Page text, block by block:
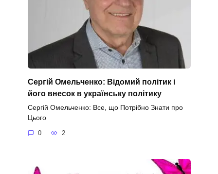
Сергій Омельченко: Відомий політик і
його внесок в українську політику
Сергій Омельченко: Все, що Потрібно Знати про
Цього
0 2